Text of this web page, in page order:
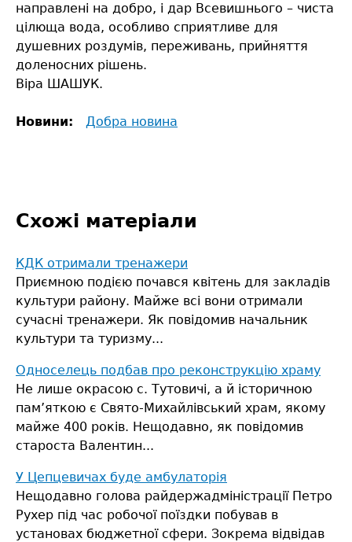
направлені на добро, і дар Всевишнього – чиста
цілюща вода, особливо сприятливе для
душевних роздумів, переживань, прийняття
доленосних рішень.
Віра ШАШУК.
Новини: Добра новина
Схожі матеріали
КДК отримали тренажери
Приємною подією почався квітень для закладів
культури району. Майже всі вони отримали
сучасні тренажери. Як повідомив начальник
культури та туризму...
Односелець подбав про реконструкцію храму
Не лише окрасою с. Тутовичі, а й історичною
пам’яткою є Свято-Михайлівський храм, якому
майже 400 років. Нещодавно, як повідомив
староста Валентин...
У Цепцевичах буде амбулаторія
Нещодавно голова райдержадміністрації Петро
Рухер під час робочої поїздки побував в
установах бюджетної сфери. Зокрема відвідав